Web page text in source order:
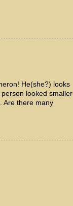
He(she?) looks
looked smaller
Are there many